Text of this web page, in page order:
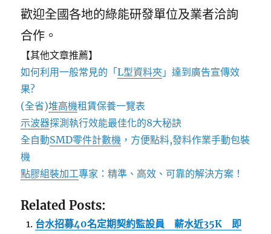
歡迎全國各地的綠能研發單位及業者洽詢
合作。
【其他文章推薦】
如何利用一般常見的「L型資料夾 」達到廣告宣傳效
果?
(全省)堆高機租賃保養一覽表
示波器探測執行效能最佳化的8大秘訣
全自動SMD零件計數機 ，方便點料,發料作業手動包裝
機
點膠組裝加工專家：精準、高效、可靠的解決方案！
Related Posts:
台水招募40名定期契約監設員 薪水近35K 即